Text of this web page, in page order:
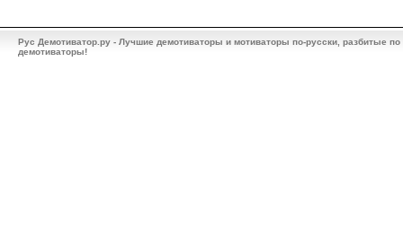
Рус Демотиватор.ру - Лучшие демотиваторы и мотиваторы по-русски, разбитые
демотиваторы!